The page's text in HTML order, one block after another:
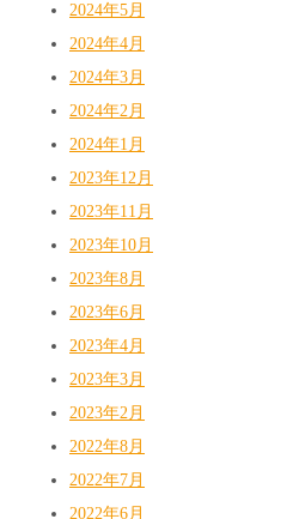
2024年5月
2024年4月
2024年3月
2024年2月
2024年1月
2023年12月
2023年11月
2023年10月
2023年8月
2023年6月
2023年4月
2023年3月
2023年2月
2022年8月
2022年7月
2022年6月